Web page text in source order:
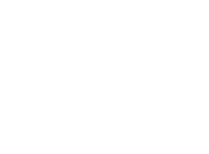
i dotacyjnych;
środków publicznych w
harmonogramu, wykonania budżetu
zewnętrznymi w zakresie
publicznych w ramach projektów,
z zastosowaniem procedur i
o udzielenie zamówień
publicznych, sporządzania
uczestnictwa w pracach